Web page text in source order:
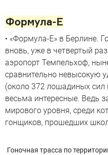
Формула-Е
• «Формула-Е» в Берлине.
вновь, уже в четвертый
аэропорт Темпельхоф,
сравнительно невысокую
(около 372 лошадиных сил
весьма интересные. Ведь
мирового уровня, среди
гонщиков, прошедших
Гоночная трасса по